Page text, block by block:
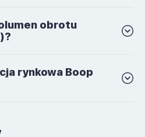
obrotu
rynkowa Boop